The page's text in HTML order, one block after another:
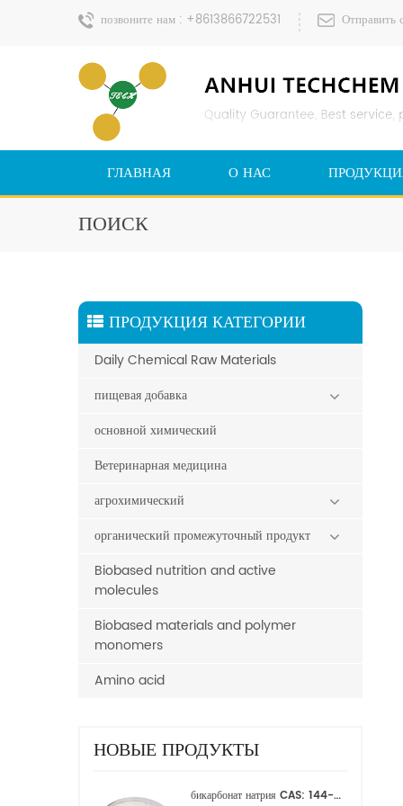
позвоните нам : +8613866722531 Отправить
ГЛАВНАЯ О НАС
ПОИСК
ПРОДУКЦИЯ КАТЕГОРИИ
Daily Chemical Raw Materials
пищевая добавка
основной химический
Ветеринарная медицина
агрохимический
органический промежуточный продукт
Biobased nutrition and active
molecules
Biobased materials and polymer
monomers
Amino acid
НОВЫЕ ПРОДУКТЫ
бикарбонат натрия CAS: 144-55-8